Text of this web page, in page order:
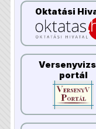
Oktatási
portál